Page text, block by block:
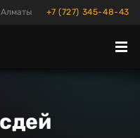
Алматы +7 (727) 345-48-43